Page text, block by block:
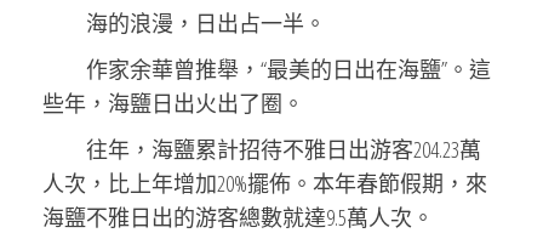
海的浪漫，日出占一半。
作家余華曾推舉，“最美的日出在海鹽”。這
些年，海鹽日出火出了圈。
往年，海鹽累計招待不雅日出游客204.23萬
人次，比上年增加20%擺佈。本年春節假期，來
海鹽不雅日出的游客總數就達9.5萬人次。